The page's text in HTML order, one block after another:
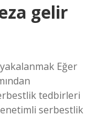
gelir
Eğer
tedbirleri
serbestlik